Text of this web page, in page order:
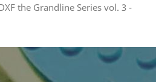
the Grandline Series vol. 3 -